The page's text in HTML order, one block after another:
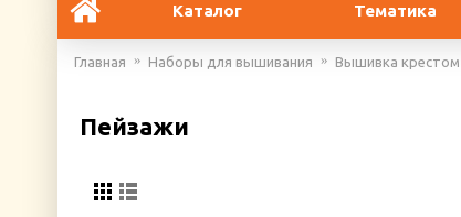
Каталог Тематика
Главная Наборы для вышивания Вышивка крестом
Пейзажи